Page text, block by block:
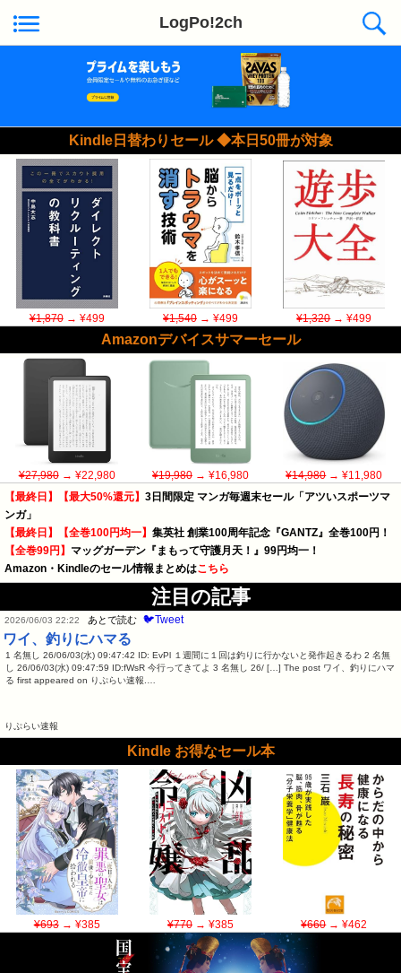
LogPo!2ch
Kindle日替わりセール ◆本日50冊が対象
¥1,870→ ¥499 ¥1,540→ ¥499 ¥1,320→ ¥499
Amazonデバイスサマーセール
¥27,980→ ¥22,980 ¥19,980→ ¥16,980 ¥14,980→ ¥11,980
【最終日】【最大50%還元】 3日間限定 マンガ毎週末セール「アツいスポーツマ
ンガ」
【最終日】【全巻100円均一】 集英社 創業100周年記念『GANTZ』全巻100円！
【全巻99円】 マッグガーデン『まもって守護月天！』99円均一！
Amazon・Kindleのセール情報まとめはこちら
注目の記事
2026/06/03 22:22 あとで読む 🐦Tweet
ワイ、釣りにハマる
1 名無し 26/06/03(水) 09:47:42 ID: EvPl １週間に１回は釣りに行かないと発作起きるわ 2 名無
し 26/06/03(水) 09:47:59 ID:fWsR 今行ってきてよ 3 名無し 26/ […] The post ワイ、釣りにハマ
る first appeared on りぷらい速報.…
りぷらい速報
Kindle お得なセール本
¥693→ ¥385 ¥770→ ¥385 ¥660→ ¥462